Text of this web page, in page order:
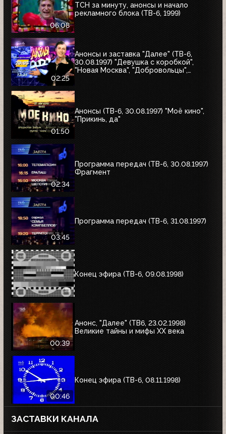
06:08
ТСН за минуту, анонсы и начало
рекламного блока (ТВ-6, 1999)
02:25
Анонсы и заставка "Далее" (ТВ-6,
30.08.1997) "Девушка с коробкой",
"Новая Москва", "Добровольцы",
01:50
Анонсы (ТВ-6, 30.08.1997) "Моё кино",
"Прикинь, да"
02:34
Программа передач (ТВ-6, 30.08.1997)
Фрагмент
03:45
Программа передач (ТВ-6, 31.08.1997)
Конец эфира (ТВ-6, 09.08.1998)
00:39
Анонс, "Далее" (ТВ6, 23.02.1998)
Великие тайны и мифы XX века
00:46
Конец эфира (ТВ-6, 08.11.1998)
ЗАСТАВКИ КАНАЛА